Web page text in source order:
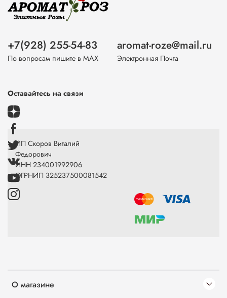
О магазине
+7(928) 255-54-83
По вопросам пишите в МАХ
aromat-roze@mail.ru
Электронная Почта
Оставайтесь на связи
ИП Скоров Виталий
Федорович
ИНН 234001992906
ОГРНИП 325237500081542